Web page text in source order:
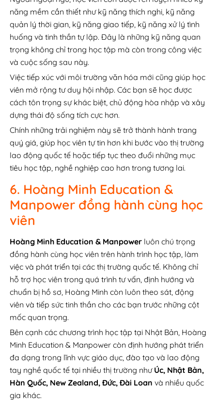
năng mềm cần thiết như kỹ năng thích nghi, kỹ năng
quản lý thời gian, kỹ năng giao tiếp, kỹ năng xử lý tình
huống và tinh thần tự lập. Đây là những kỹ năng quan
trọng không chỉ trong học tập mà còn trong công việc
và cuộc sống sau này.
Việc tiếp xúc với môi trường văn hóa mới cũng giúp học
viên mở rộng tư duy hội nhập. Các bạn sẽ học được
cách tôn trọng sự khác biệt, chủ động hòa nhập và xây
dựng thái độ sống tích cực hơn.
Chính những trải nghiệm này sẽ trở thành hành trang
quý giá, giúp học viên tự tin hơn khi bước vào thị trường
lao động quốc tế hoặc tiếp tục theo đuổi những mục
tiêu học tập, nghề nghiệp cao hơn trong tương lai.
6. Hoàng Minh Education &
Manpower đồng hành cùng học
viên
Hoàng Minh Education & Manpower luôn chú trọng
đồng hành cùng học viên trên hành trình học tập, làm
việc và phát triển tại các thị trường quốc tế. Không chỉ
hỗ trợ học viên trong quá trình tư vấn, định hướng và
chuẩn bị hồ sơ, Hoàng Minh còn luôn theo sát, động
viên và tiếp sức tinh thần cho các bạn trước những cột
mốc quan trọng.
Bên cạnh các chương trình học tập tại Nhật Bản, Hoàng
Minh Education & Manpower còn định hướng phát triển
đa dạng trong lĩnh vực giáo dục, đào tạo và lao động
tay nghề quốc tế tại nhiều thị trường như Úc, Nhật Bản,
Hàn Quốc, New Zealand, Đức, Đài Loan và nhiều quốc
gia khác.